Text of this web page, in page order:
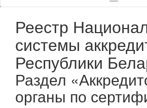
Реестр
системы
Республики
Раздел
органы по